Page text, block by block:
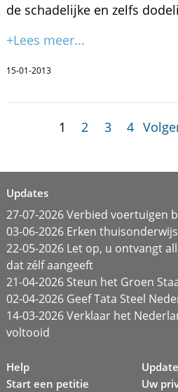
de schadelijke en zelfs
+Lees meer...
15-01-2013
1 2 3 4
Updates
27-07-2026 Verbied voertuigen
03-06-2026 Erken
22-05-2026 Let op, u ontvangt
dat zélf aangeeft
21-04-2026 Steun het Groen
02-04-2026 Geef Tata Steel
14-03-2026 Verklaar het
voltooid
Help
Start een petitie
Uw